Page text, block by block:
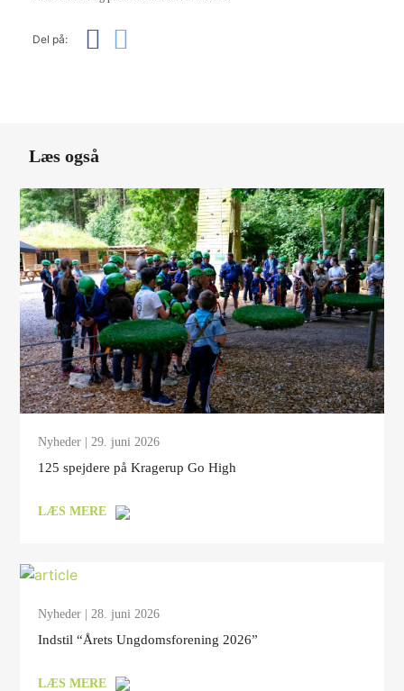
Del på:
Læs også
Nyheder | 29. juni 2026
125 spejdere på Kragerup Go High
LÆS MERE
Nyheder | 28. juni 2026
Indstil “Årets Ungdomsforening 2026”
LÆS MERE